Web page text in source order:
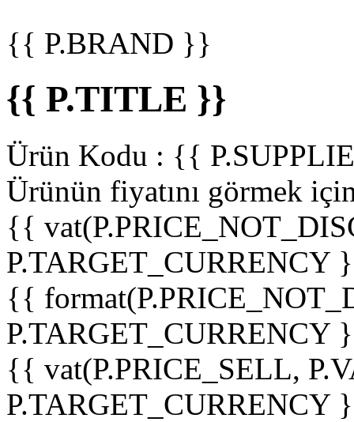
{{ P.BRAND }}
{{ P.TITLE }}
Ürün Kodu : {{
Ürünün fiyatını görmek
{{
P.TARGET_CURRENCY
{{
P.TARGET_CURRENCY
{{ vat(P.PRICE_SELL,
P.TARGET_CURRENCY